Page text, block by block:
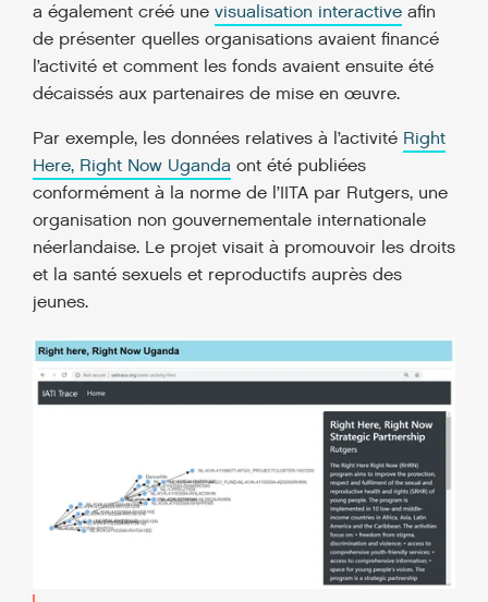
a également créé une visualisation interactive afin
de présenter quelles organisations avaient financé
l’activité et comment les fonds avaient ensuite été
décaissés aux partenaires de mise en œuvre.
Par exemple, les données relatives à l’activité Right
Here, Right Now Uganda ont été publiées
conformément à la norme de l’IITA par Rutgers, une
organisation non gouvernementale internationale
néerlandaise. Le projet visait à promouvoir les droits
et la santé sexuels et reproductifs auprès des
jeunes.